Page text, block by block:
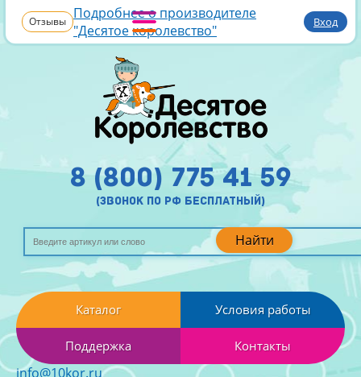
Отзывы Подробнее о производителе
"Десятое королевство"
Вход
Найти
8 (800) 775 41 59
(звонок по рф бесплатный)
Каталог Условия работы
Поддержка Контакты
info@10kor.ru